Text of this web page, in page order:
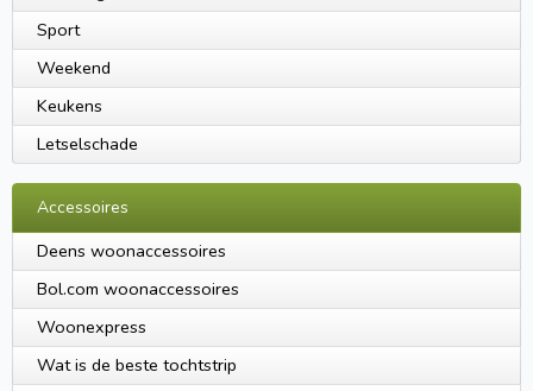
Sport
Weekend
Keukens
Letselschade
Accessoires
Deens woonaccessoires
Bol.com woonaccessoires
Woonexpress
Wat is de beste tochtstrip